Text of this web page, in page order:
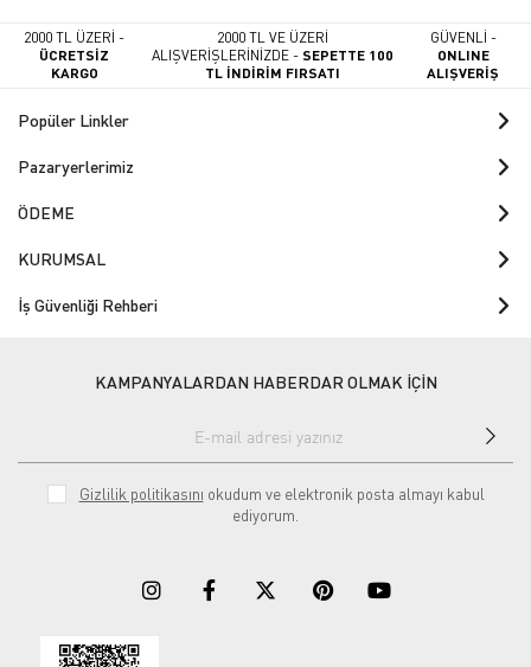
2000 TL ÜZERİ -
ÜCRETSİZ
KARGO
2000 TL VE ÜZERİ
ALIŞVERİŞLERİNİZDE -SEPETTE 100
TL İNDİRİM FIRSATI
GÜVENLİ -
ONLINE
ALIŞVERİŞ
Popüler Linkler
Pazaryerlerimiz
ÖDEME
KURUMSAL
İş Güvenliği Rehberi
KAMPANYALARDAN HABERDAR OLMAK İÇİN
Gizlilik politikasını okudum ve elektronik posta almayı kabul
ediyorum.